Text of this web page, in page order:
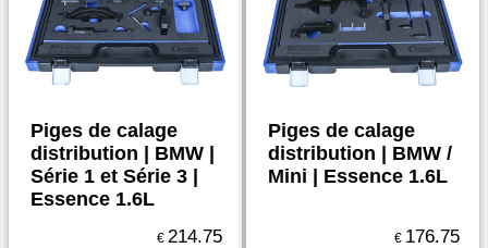
Piges de calage
distribution | BMW |
Série 1 et Série 3 |
Essence 1.6L
€ 214.75
Piges de calage
distribution | BMW /
Mini | Essence 1.6L
€ 176.75